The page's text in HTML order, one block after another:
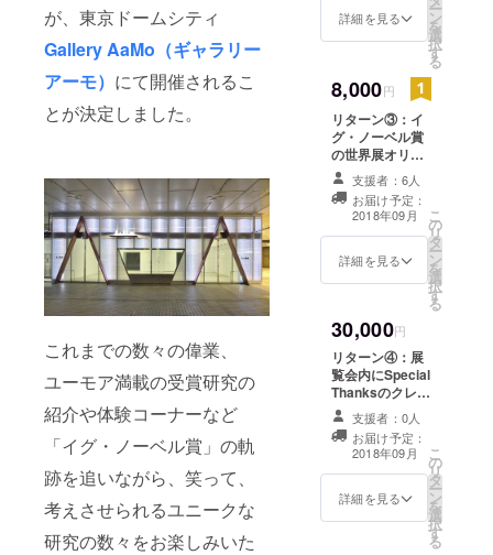
が、東京ドームシティ
Gallery AaMo（ギャラリー
アーモ） にて開催されるこ
とが決定しました。
これまでの数々の偉業、
ユーモア満載の受賞研究の
紹介や体験コーナーなど
「イグ・ノーベル賞」の軌
跡を追いながら、笑って、
考えさせられるユニークな
研究の数々をお楽しみいた
設計図をデザイ
リアファイルと
デザインが異
なった限定デザ
インとなりま
す。 さらに！ ・
イグノーベル賞
の世界展期間中
フリー入場チ
詳細を見る ー
ン
を
選
択
す
る
8,000円
リターン③：イ
グ・ノーベル賞
の世界展オリジ
ナルZINE さら
に！ ・イグノー
ベル賞の世界展
期間中フリー入
場チケット1枚
・1999年にイグ
「出産補助装
置」という非常
に重要な研究の
設計図をデザイ
ンしたクリア
ファイル ※展示
会内での販売ク
リアファイルと
デザインが異
なった限定デザ
インとなりま
す。 も含みま
支援者：6人
お届け予定：
2018年09月
詳細を見る
こ
の
リ
タ
ー
ン
を
選
択
す
る
30,000円
リターン④：展
覧会内にSpecial
Thanksのクレ
ジットを載せさ
せていただきま
す。 さらに！ ・
イグ・ノーベル
賞の世界展オリ
ジナルZINE ・イ
支援者：0人
お届け予定：
2018年09月
詳細を見る
こ
の
リ
タ
ー
ン
を
選
択
す
る